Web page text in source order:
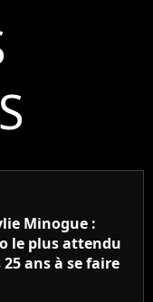
Minogue :
le plus attendu
ans à se faire